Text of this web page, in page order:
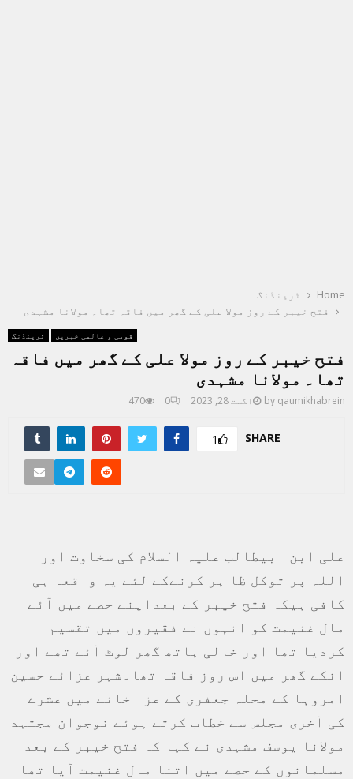
Home
ٹرینڈنگ
فتح خیبر کے روز مولا علی کے گھر میں فاقہ تھا۔ مولانا مشہدی
ٹرینڈنگ قومی و عالمی خبریں
فتح خیبر کے روز مولا علی کے گھر میں فاقہ
تھا۔ مولانا مشہدی
by qaumikhabrein اگست 28, 2023 0
470
SHARE
1
علی ابن ابیطالب علیہ السلام کی سخاوت اور
اللہ پر توکل ظا ہر کرنےکے لئے یہ واقعہ ہی
کافی ہیکہ فتح خیبر کے بعداپنے حصے میں آئے
مال غنیمت کو انہوں نے فقیروں میں تقسیم
کردیا تھا اور خالی ہاتھ گھر لوٹ آئے تھے اور
انکے گھر میں اس روز فاقہ تھا۔شہر عزائے حسین
امروہا کے محلہ جعفری کے عزا خانے میں عشرے
کی آخری مجلس سے خطاب کرتے ہوئے نوجوان مجتہد
مولانا یوسف مشہدی نے کہا کہ فتح خیبر کے بعد
مسلمانوں کے حصے میں اتنا مال غنیمت آیا تھا